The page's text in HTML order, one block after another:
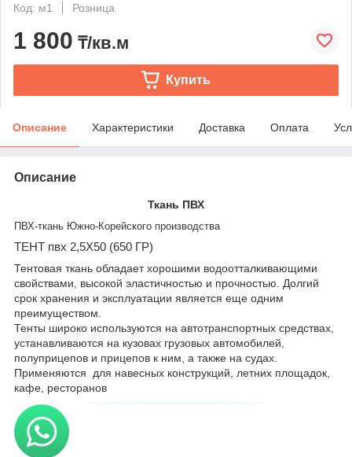
Код: м1
Розница
1 800 ₸/кв.м
Купить
Описание Характеристики Доставка Оплата
Описание
Ткань ПВХ
ПВХ-ткань Южно-Корейского производства
ТЕНТ пвх 2,5Х50 (650 ГР)
Тентовая ткань обладает хорошими водоотталкивающими
свойствами, высокой эластичностью и прочностью. Долгий
срок хранения и эксплуатации является еще одним
преимуществом.
Тенты широко используются на автотранспортных средствах,
устанавливаются на кузовах грузовых автомобилей,
полуприцепов и прицепов к ним, а также на судах.
Применяются для навесных конструкций, летних площадок,
кафе, ресторанов